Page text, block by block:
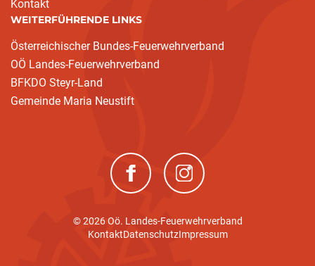
Kontakt
WEITERFÜHRENDE LINKS
Österreichischer Bundes-Feuerwehrverband
OÖ Landes-Feuerwehrverband
BFKDO Steyr-Land
Gemeinde Maria Neustift
(neues Fenster)(neues Fenster)
© 2026 Oö. Landes-Feuerwehrverband
KontaktDatenschutzImpressum